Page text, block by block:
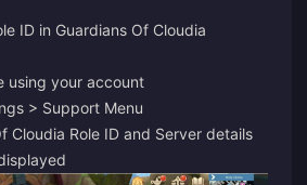
ID in Guardians Of Cloudia
using your account
> Support Menu
Cloudia Role ID and Server details